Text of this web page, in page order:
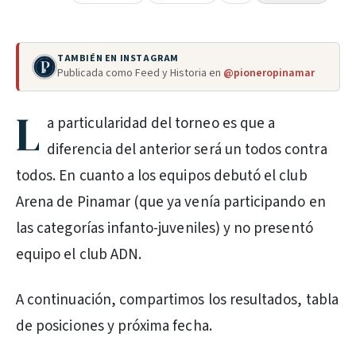
TAMBIÉN EN INSTAGRAM
Publicada como Feed y Historia en @pioneropinamar
L a particularidad del torneo es que a
diferencia del anterior será un todos contra
todos. En cuanto a los equipos debutó el club
Arena de Pinamar (que ya venía participando en
las categorías infanto-juveniles) y no presentó
equipo el club ADN.
A continuación, compartimos los resultados, tabla
de posiciones y próxima fecha.